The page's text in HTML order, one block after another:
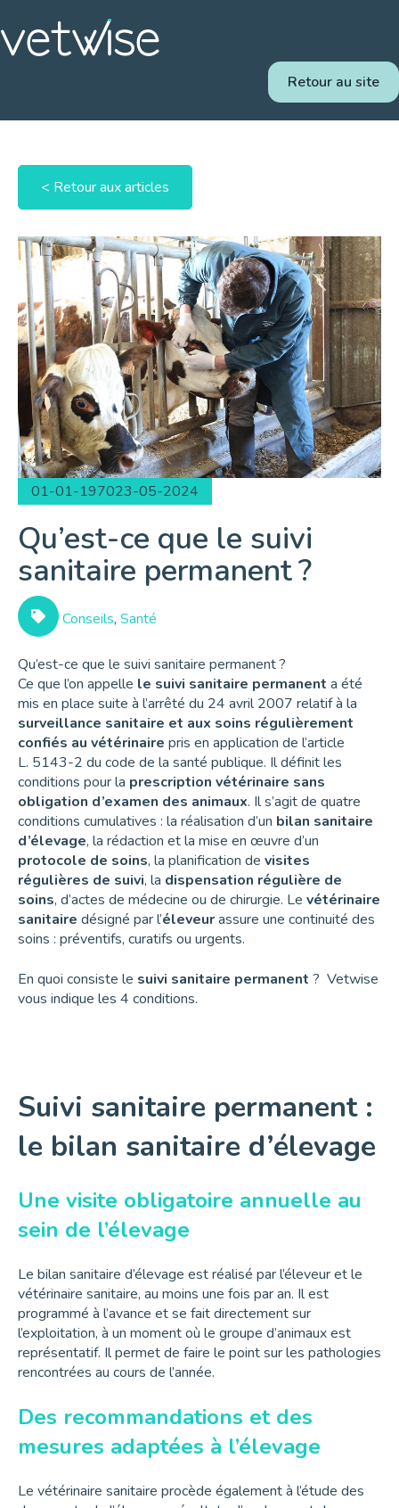
Retour au site
< Retour aux articles
01-01-197023-05-2024
Qu’est-ce que le suivi
sanitaire permanent ?
Conseils, Santé
Qu’est-ce que le suivi sanitaire permanent ?
Ce que l’on appelle le suivi sanitaire permanent a été
mis en place suite à l’arrêté du 24 avril 2007 relatif à la
surveillance sanitaire et aux soins régulièrement
confiés au vétérinaire pris en application de l’article
L. 5143-2 du code de la santé publique. Il définit les
conditions pour la prescription vétérinaire sans
obligation d’examen des animaux. Il s’agit de quatre
conditions cumulatives : la réalisation d’un bilan sanitaire
d’élevage, la rédaction et la mise en œuvre d’un
protocole de soins, la planification de visites
régulières de suivi, la dispensation régulière de
soins, d’actes de médecine ou de chirurgie. Le vétérinaire
sanitaire désigné par l’éleveurassure une continuité des
soins : préventifs, curatifs ou urgents.
En quoi consiste le suivi sanitaire permanent ? Vetwise
vous indique les 4 conditions.
Suivi sanitaire permanent :
le bilan sanitaire d’élevage
Une visite obligatoire annuelle au
sein de l’élevage
Le bilan sanitaire d’élevage est réalisé par l’éleveur et le
vétérinaire sanitaire, au moins une fois par an. Il est
programmé à l’avance et se fait directement sur
l’exploitation, à un moment où le groupe d’animaux est
représentatif. Il permet de faire le point sur les pathologies
rencontrées au cours de l’année.
Des recommandations et des
mesures adaptées à l’élevage
Le vétérinaire sanitaire procède également à l’étude des